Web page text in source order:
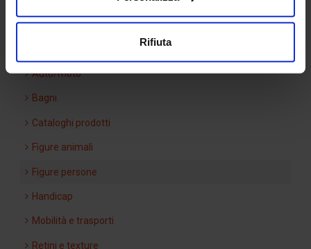
Rifiuta
Ascensori
Auto/moto
Bagni
Cataloghi prodotti
Figure animali
Figure persone
Handicap
Mobilità e trasporti
Retini e texture